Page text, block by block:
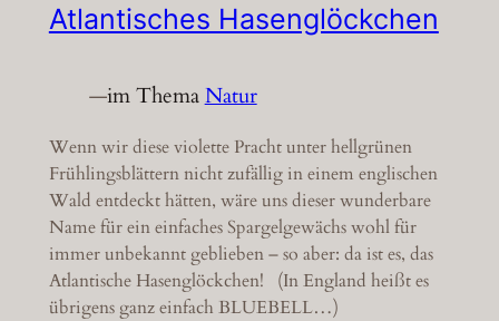
Atlantisches Hasenglöckchen
—im ThemaNatur
Wenn wir diese violette Pracht unter hellgrünen
Frühlingsblättern nicht zufällig in einem englischen
Wald entdeckt hätten, wäre uns dieser wunderbare
Name für ein einfaches Spargelgewächs wohl für
immer unbekannt geblieben – so aber: da ist es, das
Atlantische Hasenglöckchen! (In England heißt es
übrigens ganz einfach BLUEBELL…)